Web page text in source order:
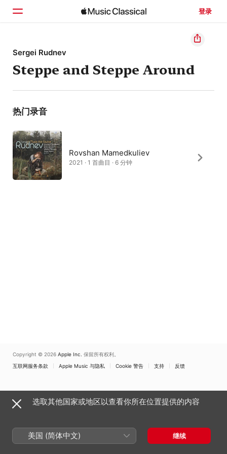
登录
主页
浏览
搜索
Sergei Rudnev
Steppe and Steppe Around
热门录音
Rovshan Mamedkuliev
2021 · 1 首曲目 · 6 分钟
Copyright © 2026 Apple Inc. 保留所有权利。
互联网服务条款
Apple Music 与隐私 Cookie 警告 支持 反馈
选取其他国家或地区以查看你所在位置提供的内容
美国 (简体中文) 继续